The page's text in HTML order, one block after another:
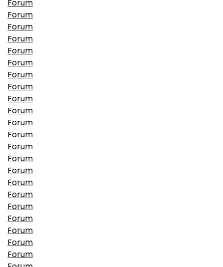
Forum
Forum
Forum
Forum
Forum
Forum
Forum
Forum
Forum
Forum
Forum
Forum
Forum
Forum
Forum
Forum
Forum
Forum
Forum
Forum
Forum
Forum